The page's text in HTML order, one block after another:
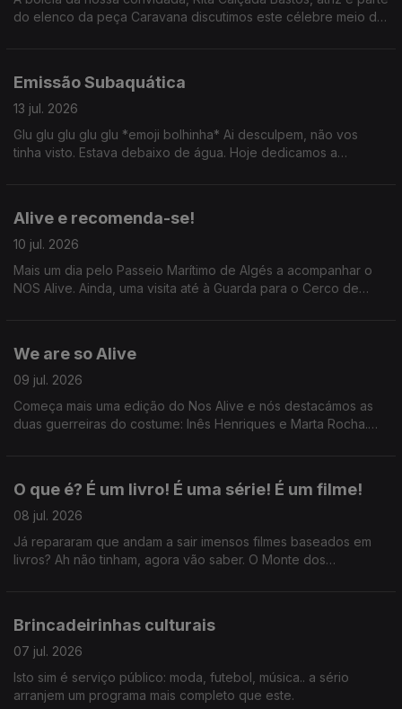
do elenco da peça Caravana discutimos este célebre meio de
Emissão Subaquática
13 jul. 2026
Glu glu glu glu glu *emoji bolhinha* Ai desculpem, não vos
tinha visto. Estava debaixo de água. Hoje dedicamos a
Alive e recomenda-se!
10 jul. 2026
Mais um dia pelo Passeio Marítimo de Algés a acompanhar o
NOS Alive. Ainda, uma visita até à Guarda para o Cerco de
We are so Alive
09 jul. 2026
Começa mais uma edição do Nos Alive e nós destacámos as
duas guerreiras do costume: Inês Henriques e Marta Rocha.
O que é? É um livro! É uma série! É um filme!
08 jul. 2026
Já repararam que andam a sair imensos filmes baseados em
livros? Ah não tinham, agora vão saber. O Monte dos
Brincadeirinhas culturais
07 jul. 2026
Isto sim é serviço público: moda, futebol, música.. a sério
arranjem um programa mais completo que este.